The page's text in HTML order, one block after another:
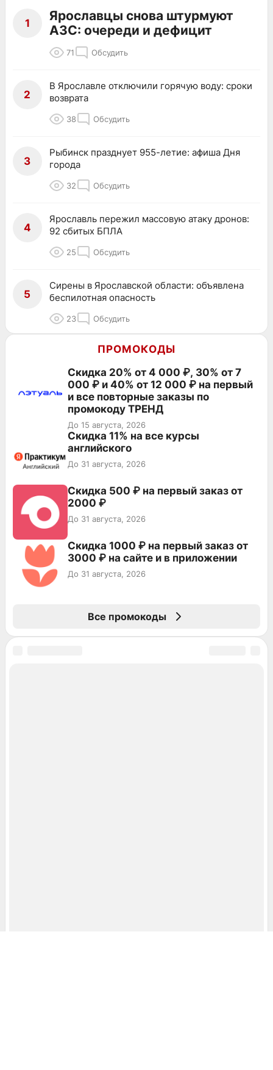
1
Ярославцы снова штурмуют
АЗС: очереди и дефицит
71 Обсудить
2
В Ярославле отключили горячую воду: сроки
возврата
38 Обсудить
3
Рыбинск празднует 955-летие: афиша Дня
города
32 Обсудить
4
Ярославль пережил массовую атаку дронов:
92 сбитых БПЛА
25 Обсудить
5
Сирены в Ярославской области: объявлена
беспилотная опасность
23 Обсудить
ПРОМОКОДЫ
Скидка 20% от 4 000 ₽, 30% от 7
000 ₽ и 40% от 12 000 ₽ на первый
и все повторные заказы по
промокоду ТРЕНД
До 15 августа, 2026
Скидка 11% на все курсы
английского
До 31 августа, 2026
Скидка 500 ₽ на первый заказ от
2000 ₽
До 31 августа, 2026
Скидка 1000 ₽ на первый заказ от
3000 ₽ на сайте и в приложении
До 31 августа, 2026
Все промокоды